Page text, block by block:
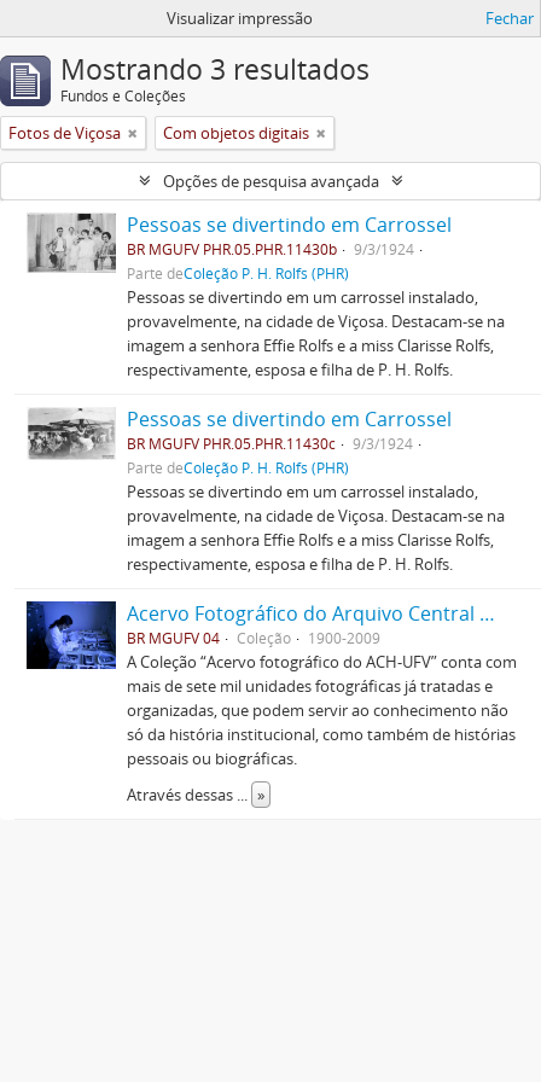
Visualizar impressão Fechar
Mostrando 3 resultados
Fundos e Coleções
Fotos de Viçosa Com objetos digitais
Opções de pesquisa avançada
Pessoas se divertindo em Carrossel
BR MGUFV PHR.05.PHR.11430b
9/3/1924
Parte deColeção P. H. Rolfs (PHR)
Pessoas se divertindo em um carrossel instalado,
provavelmente, na cidade de Viçosa. Destacam-se na
imagem a senhora Effie Rolfs e a miss Clarisse Rolfs,
respectivamente, esposa e filha de P. H. Rolfs.
Pessoas se divertindo em Carrossel
BR MGUFV PHR.05.PHR.11430c
9/3/1924
Parte deColeção P. H. Rolfs (PHR)
Pessoas se divertindo em um carrossel instalado,
provavelmente, na cidade de Viçosa. Destacam-se na
imagem a senhora Effie Rolfs e a miss Clarisse Rolfs,
respectivamente, esposa e filha de P. H. Rolfs.
Acervo Fotográfico do Arquivo Central Histórico da UFV
BR MGUFV 04 Coleção 1900-2009
A Coleção “Acervo fotográfico do ACH-UFV” conta com
mais de sete mil unidades fotográficas já tratadas e
organizadas, que podem servir ao conhecimento não
só da história institucional, como também de histórias
pessoais ou biográficas.
Através dessas ... »